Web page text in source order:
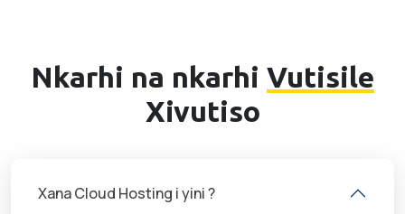
Nkarhi na nkarhi Vutisile
Xivutiso
Xana Cloud Hosting i yini ?